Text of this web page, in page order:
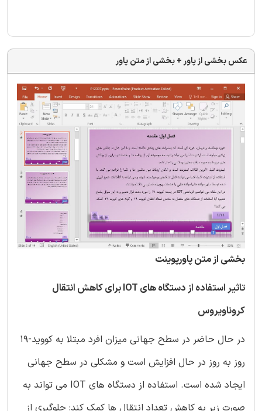
عکس بخشی از پاور + بخشی از متن پاور
بخشی از متن پاورپوینت
تاثیر استفاده از دستگاه های IOT برای کاهش انتقال
کروناویروس
در حال حاضر در سطح جهانی میزان افرد مبتلا به کووید-19
روز به روز در حال افزایش است و مشکلی در سطح جهانی
ایجاد شده است. استفاده از دستگاه های IOT می تواند به
صورت زیر به کاهش تعداد انتقال ها کمک کند: جلوگیری از